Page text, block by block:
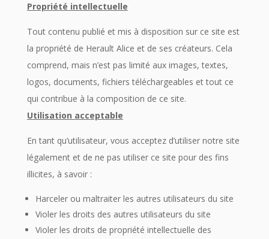
Propriété intellectuelle
Tout contenu publié et mis à disposition sur ce site est
la propriété de Herault Alice et de ses créateurs. Cela
comprend, mais n’est pas limité aux images, textes,
logos, documents, fichiers téléchargeables et tout ce
qui contribue à la composition de ce site.
Utilisation acceptable
En tant qu’utilisateur, vous acceptez d’utiliser notre site
légalement et de ne pas utiliser ce site pour des fins
illicites, à savoir :
Harceler ou maltraiter les autres utilisateurs du site
Violer les droits des autres utilisateurs du site
Violer les droits de propriété intellectuelle des